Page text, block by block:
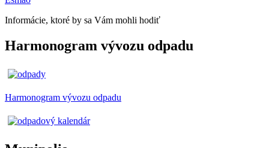
Informácie, ktoré by sa Vám mohli hodiť
Harmonogram vývozu odpadu
Harmonogram vývozu odpadu